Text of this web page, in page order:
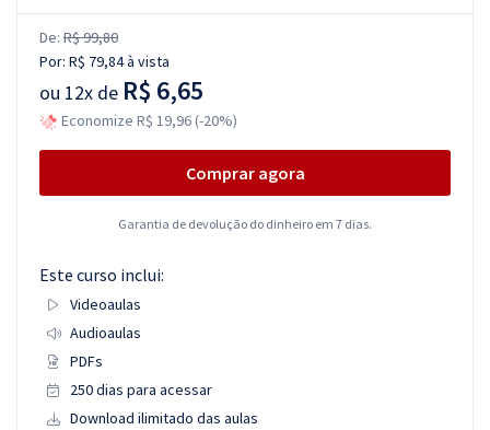
De: R$ 99,80
Por: R$ 79,84à vista
ou 12x de R$ 6,65
Economize R$ 19,96 (-20%)
Comprar agora
Garantia de devolução do dinheiro em 7 dias.
Este curso inclui:
Videoaulas
Audioaulas
PDFs
250 dias para acessar
Download ilimitado das aulas